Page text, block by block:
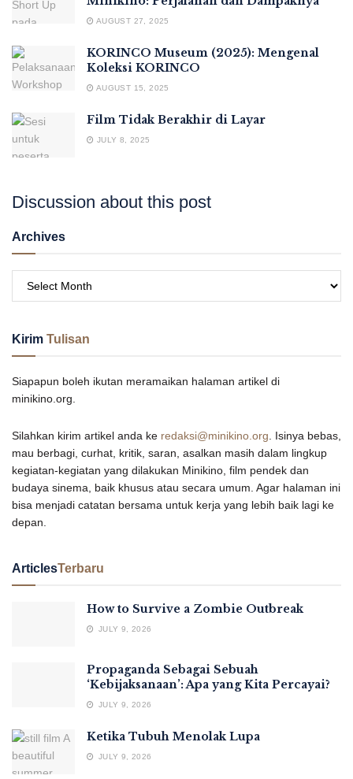
AUGUST 27, 2025
KORINCO Museum (2025): Mengenal
Koleksi KORINCO
AUGUST 15, 2025
Film Tidak Berakhir di Layar
JULY 8, 2025
Discussion about this post
Archives
Kirim Tulisan
Siapapun boleh ikutan meramaikan halaman artikel di
minikino.org.
Silahkan kirim artikel anda ke redaksi@minikino.org . Isinya bebas,
mau berbagi, curhat, kritik, saran, asalkan masih dalam lingkup
kegiatan-kegiatan yang dilakukan Minikino, film pendek dan
budaya sinema, baik khusus atau secara umum. Agar halaman ini
bisa menjadi catatan bersama untuk kerja yang lebih baik lagi ke
depan.
ArticlesTerbaru
How to Survive a Zombie Outbreak
JULY 9, 2026
Propaganda Sebagai Sebuah
‘Kebijaksanaan’: Apa yang Kita Percayai?
JULY 9, 2026
Ketika Tubuh Menolak Lupa
JULY 9, 2026